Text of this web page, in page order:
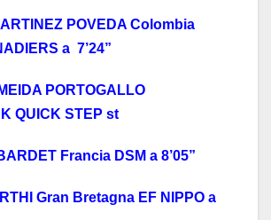
POVEDA Colombia
a 7’24”
PORTOGALLO
QUICK STEP st
Francia DSM a 8’05”
Gran Bretagna EF NIPPO a